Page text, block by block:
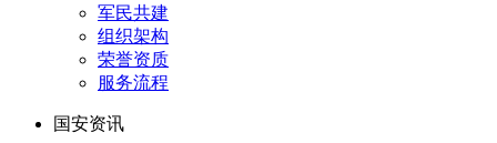
军民共建
组织架构
荣誉资质
服务流程
国安资讯